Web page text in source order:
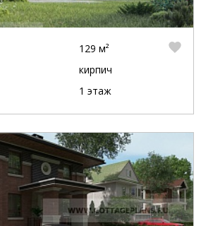
129 м²
кирпич
1 этаж